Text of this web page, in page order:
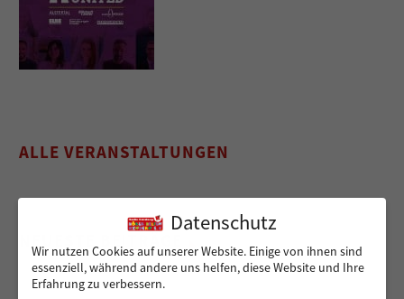
ALLE VERANSTALTUNGEN
Datenschutz
Wir nutzen Cookies auf unserer Website. Einige von ihnen sind
essenziell, während andere uns helfen, diese Website und Ihre
Erfahrung zu verbessern.